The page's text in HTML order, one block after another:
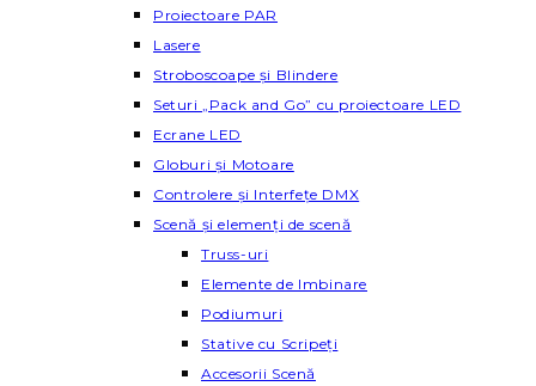
Proiectoare PAR
Lasere
Stroboscoape și Blindere
Seturi „Pack and Go” cu proiectoare LED
Ecrane LED
Globuri și Motoare
Controlere și Interfețe DMX
Scenă și elemenți de scenă
Truss-uri
Elemente de Imbinare
Podiumuri
Stative cu Scripeți
Accesorii Scenă